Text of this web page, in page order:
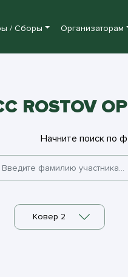
/ Сборы Организаторам
ROSTOV
Начните поиск по
Ковер 2